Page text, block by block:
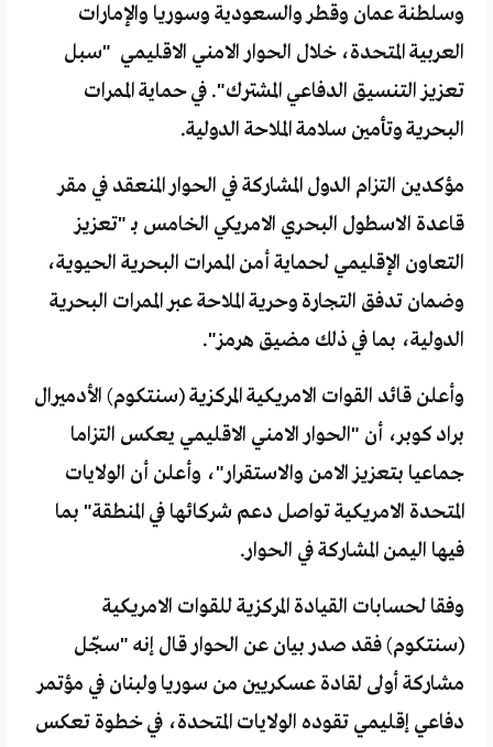
وسلطنة عمان وقطر والسعودية وسوريا والإمارات
العربية المتحدة، خلال الحوار الامني الاقليمي "سبل
تعزيز التنسيق الدفاعي المشترك". في حماية الممرات
البحرية وتأمين سلامة الملاحة الدولية.
مؤكدين التزام الدول المشاركة في الحوار المنعقد في مقر
قاعدة الاسطول البحري الامريكي الخامس بـ "تعزيز
التعاون الإقليمي لحماية أمن الممرات البحرية الحيوية،
وضمان تدفق التجارة وحرية الملاحة عبر الممرات البحرية
الدولية، بما في ذلك مضيق هرمز".
وأعلن قائد القوات الامريكية المركزية (سنتكوم) الأدميرال
براد كوبر، أن "الحوار الامني الاقليمي يعكس التزاما
جماعيا بتعزيز الامن والاستقرار"، وأعلن أن الولايات
المتحدة الامريكية تواصل دعم شركائها في المنطقة" بما
فيها اليمن المشاركة في الحوار.
وفقا لحسابات القيادة المركزية للقوات الامريكية
(سنتكوم) فقد صدر بيان عن الحوار قال إنه "سجّل
مشاركة أولى لقادة عسكريين من سوريا ولبنان في مؤتمر
دفاعي إقليمي تقوده الولايات المتحدة، في خطوة تعكس